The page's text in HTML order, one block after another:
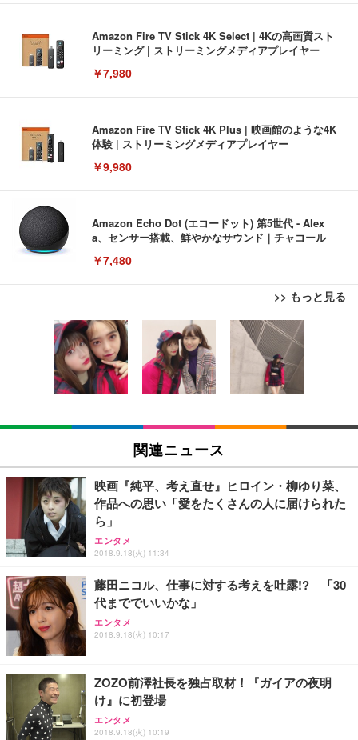
Amazon Fire TV Stick 4K Select | 4Kの高画質スト
リーミング | ストリーミングメディアプレイヤー
￥7,980
Amazon Fire TV Stick 4K Plus | 映画館のような4K
体験 | ストリーミングメディアプレイヤー
￥9,980
Amazon Echo Dot (エコードット) 第5世代 - Alex
a、センサー搭載、鮮やかなサウンド｜チャコール
￥7,480
>> もっと見る
[EdoErgo] オフィスチェア 椅子 テレワーク 疲れな
い 跳ね上げ式アームレスト コンパクト 約105度ロッ
キング pc 事務椅子 360度回転 座面昇降 強化ナイロ
ン樹脂ベース 通気性メッシュ 在宅ワーク H-WY01
(黒網+黒枠+黒足)
￥5,699
SIHOO B100 オフィスチェア／デスクチェア メッシ
ュチェア 人間工学 疲れない ブラック
￥27,999
Sezlife オフィスチェア デスクチェア 疲れない テレ
ワーク チェア 強化バックレスト 30度ロッキング機
能 人間工学 椅子 腰サポート 90度跳ね上げ式アーム
レスト 3Dヘッドレスト ハンガー付き 高反発クッシ
務用 おしゃれ パソコンチェア (ブラック)
Sezlife オフィスチェア デスクチェア 疲れない テレ
ワーク チェア 強化バックレスト 30度ロッキング機
能 人間工学 椅子 腰サポート 90度跳ね上げ式アーム
務用 おしゃれ パソコンチェア (ホワイト)
ANDWINT オフィスチェア デスクチェア 肘なし メ
ッシュ 通気性 ランバーサポート付き 腰サポート ガ
ス圧無段階昇降 360度回転 キャスター付き コンパク
EIZO ビジネス向けプレミアムモニター | FlexScan
EV3240X-WT | 31.5型4K UHD・USB Type-C・ホワ
イト
￥105,595
EIZO ビジネス向けプレミアムモニター | FlexScan
￥109,572
【純正品】27"ゲーミングモニター DualSense 充電
フック付き（CFI-ZDM1J）
￥49,979
【整備済み品】Dell E2724HS 27インチ 液晶モニタ
ー フルHD（1920×1080）VA 非光沢 HDMI/DisplayP
ort/VGA スピーカー内蔵 高さ調整 スイベル VESA対
【MiniLED/24.5inch/280Hz/FHD】GRAPHT THE S
HOOTER Gaming Monitor 24” Essential ゲーミン
グモニター QD 24.5インチ 1ms FHD 量子ドット 残
Amazonベーシック ペットシーツ 薄型 レギュラー 1
回使い捨て 無香料 ホワイト 300枚
￥3,373
Amazonベーシック ペットシーツ 厚型 ワイド 42枚
x2袋(84枚) ホワイト(吸収面:ライトブルー)
￥3,234
ネオ・ルーライフ ネオ・オムツ L 中型犬用 26枚入
り 単品
￥1,800
Smart Basic(スマートベーシック) 【Amazon.co.jp
限定】 Smart Basic アイリスオーヤマ ペットシーツ
超厚型 お徳用 ワイド 100枚入 (x 1) (ケース販売)
アイリスオーヤマ ペットシーツ 超厚型 お徳用 レギ
ュラー 200枚入【Amazon.co.jp限定】
関連ニュース
映画『純平、考え直せ』ヒロイン・柳ゆり菜、
作品への思い「愛をたくさんの人に届けられた
ら」
エンタメ
2018.9.18(火) 11:34
藤田ニコル、仕事に対する考えを吐露!? 「30
代まででいいかな」
エンタメ
2018.9.18(火) 10:17
ZOZO前澤社長を独占取材！『ガイアの夜明
け』に初登場
エンタメ
2018.9.18(火) 10:19